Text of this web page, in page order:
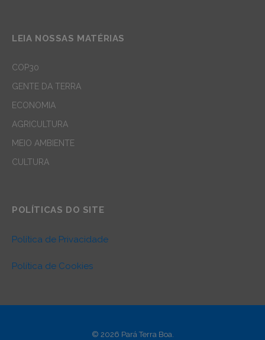
LEIA NOSSAS MATÉRIAS
COP30
GENTE DA TERRA
ECONOMIA
AGRICULTURA
MEIO AMBIENTE
CULTURA
POLÍTICAS DO SITE
Política de Privacidade
Política de Cookies
© 2026 Pará Terra Boa.